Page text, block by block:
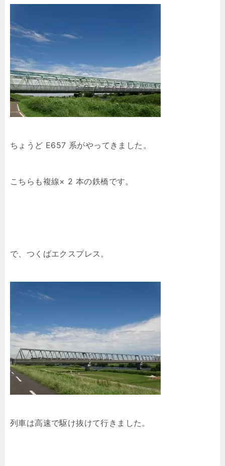
ちょうど E657 系がやってきました。
こちらも複線× 2 本の鉄橋です。
で、つくばエクスプレス。
列車は高速で駆け抜けて行きました。